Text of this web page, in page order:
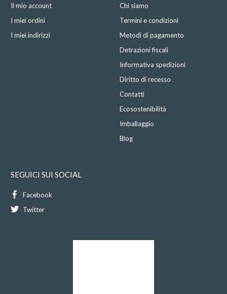
Il mio account
I miei ordini
I miei indirizzi
Chi siamo
Termini e condizioni
Metodi di pagamento
Detrazioni fiscali
Informativa spedizioni
Diritto di recesso
Contatti
Ecosostenibilità
Imballaggio
Blog
SEGUICI SUI SOCIAL
Facebook
Twitter